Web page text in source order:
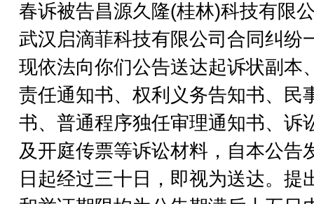
春诉被告昌源久隆(桂林)科技有限
武汉启滴菲科技有限公司合同纠纷
现依法向你们公告送达起诉状副本
责任通知书、权利义务告知书、民
书、普通程序独任审理通知书、诉
及开庭传票等诉讼材料，自本公告
日起经过三十日，即视为送达。提